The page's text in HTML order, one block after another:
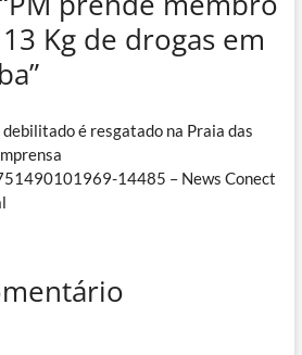
Kg de drogas em
debilitado é resgatado na Praia das
14485 – News Conect